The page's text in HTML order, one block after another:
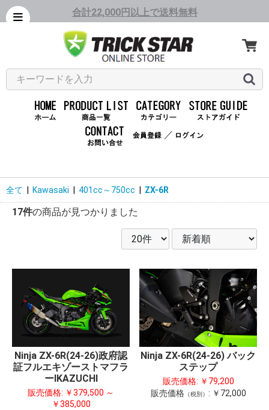
合計22,000円以上で送料無料
／
全て Kawasaki 401cc～750cc ZX-6R
17件の商品が見つかりました
Ninja ZX-6R(24-26)政府認
証フルエキゾーストマフラ
ーIKAZUCHI
販売価格: ￥379,500 ～
￥385,000
Ninja ZX-6R(24-26) バック
ステップ
販売価格: ￥79,200
販売価格（税別） : ￥72,000